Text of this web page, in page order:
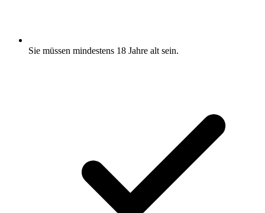
Sie müssen mindestens 18 Jahre alt sein.